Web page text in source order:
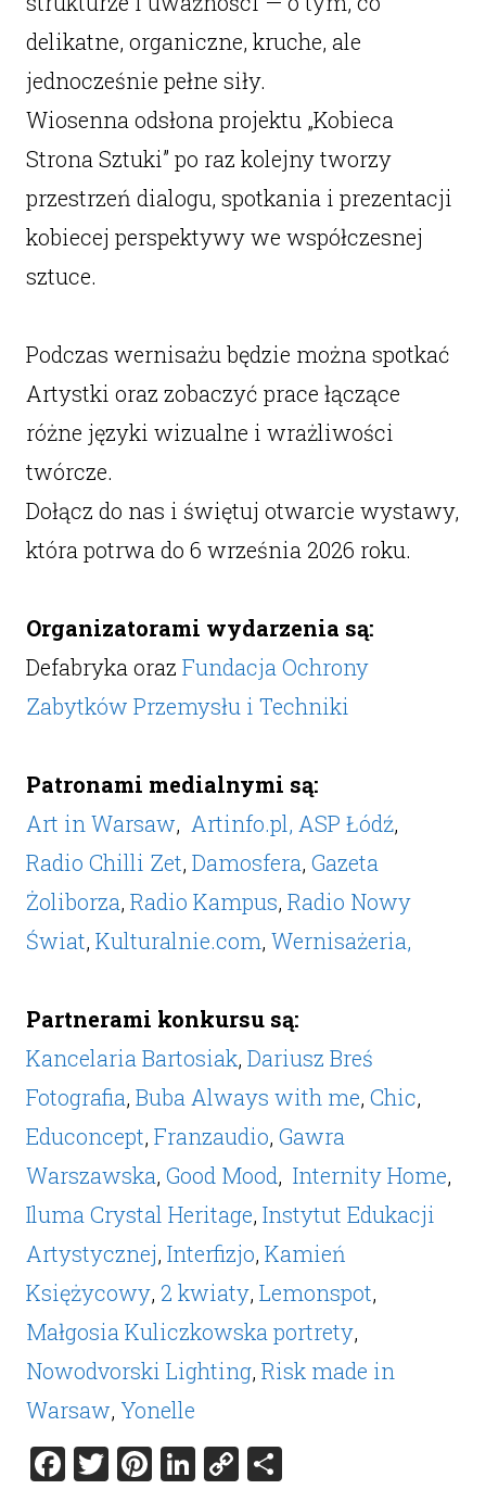
delikatne, organiczne, kruche, ale
jednocześnie pełne siły.
Wiosenna odsłona projektu „Kobieca
Strona Sztuki” po raz kolejny tworzy
przestrzeń dialogu, spotkania i prezentacji
kobiecej perspektywy we współczesnej
sztuce.
Podczas wernisażu będzie można spotkać
Artystki oraz zobaczyć prace łączące
różne języki wizualne i wrażliwości
twórcze.
Dołącz do nas i świętuj otwarcie wystawy,
która potrwa do 6 września 2026 roku.
Organizatorami wydarzenia są:
Defabryka oraz Fundacja Ochrony
Zabytków Przemysłu i Techniki
Patronami medialnymi są:
Art in Warsaw, Artinfo.pl, ASP Łódź,
Radio Chilli Zet, Damosfera, Gazeta
Żoliborza, Radio Kampus, Radio Nowy
Świat, Kulturalnie.com, Wernisażeria,
Partnerami konkursu są:
Kancelaria Bartosiak, Dariusz Breś
Fotografia, Buba Always with me, Chic,
Educoncept, Franzaudio, Gawra
Warszawska, Good Mood, Internity Home,
Iluma Crystal Heritage, Instytut Edukacji
Artystycznej, Interfizjo, Kamień
Księżycowy, 2 kwiaty, Lemonspot,
Małgosia Kuliczkowska portrety,
Nowodvorski Lighting, Risk made in
Warsaw, Yonelle
Facebook
Twitter
Pinterest
LinkedIn
CopyShare